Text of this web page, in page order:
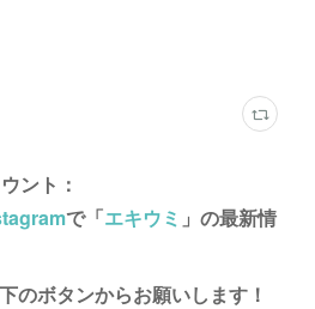
ント：
で「エキウミ 」の最新情
のボタンからお願いします！